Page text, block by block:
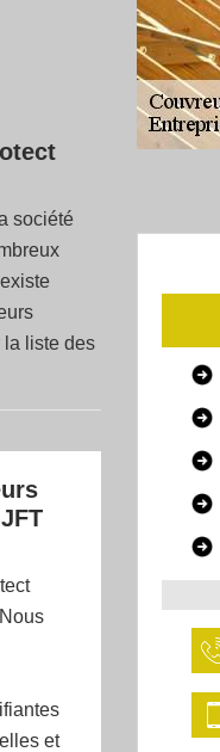
société
la liste des
et